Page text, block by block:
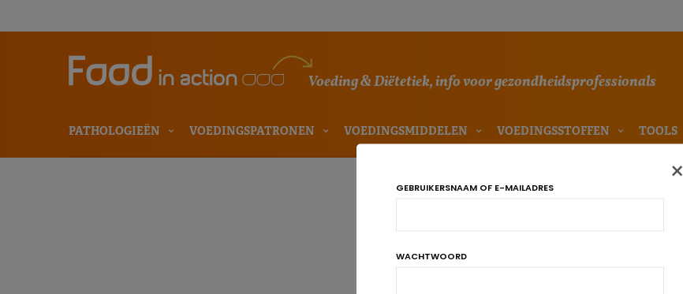
Voeding & Diëtetiek, info voor gezondheidsprofessionals
PATHOLOGIEËN VOEDINGSPATRONEN VOEDINGSMIDDELEN VOEDINGSSTOFFEN TOOLS
×
GEBRUIKERSNAAM OF E-MAILADRES
WACHTWOORD